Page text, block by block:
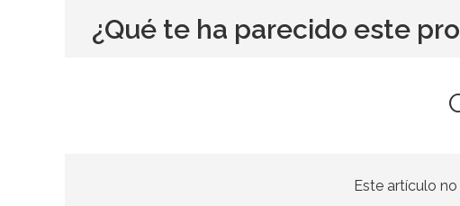
¿Qué te ha parecido este
Este artículo